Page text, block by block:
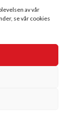
av vår
se vår cookies